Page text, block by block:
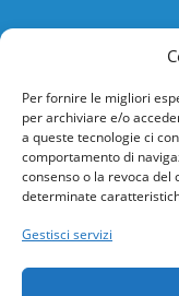
Per fornire le migliori
per archiviare e/o
a queste tecnologie ci
comportamento di
consenso o la revoca
determinate
Gestisci servizi
Informazioni
Help desk
Guida rapida